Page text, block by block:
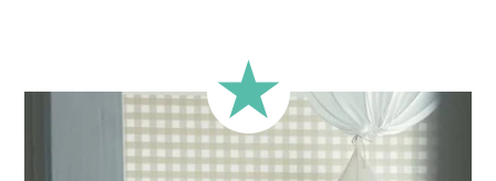
Idéal pour les murs dont la largeur et la hauteur sont
proches (murs plus ou moins carrés).